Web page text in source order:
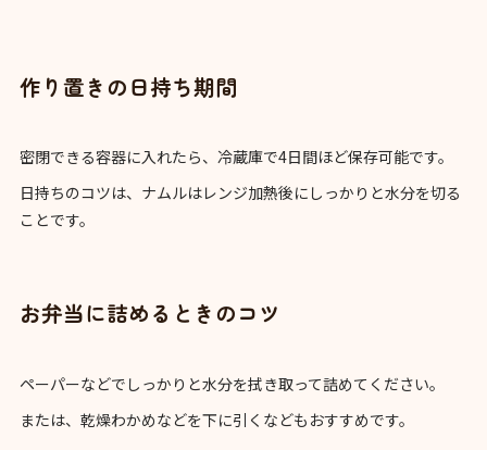
作り置きの日持ち期間
密閉できる容器に入れたら、冷蔵庫で4日間ほど保存可能です。
日持ちのコツは、ナムルはレンジ加熱後にしっかりと水分を切る
ことです。
お弁当に詰めるときのコツ
ペーパーなどでしっかりと水分を拭き取って詰めてください。
または、乾燥わかめなどを下に引くなどもおすすめです。